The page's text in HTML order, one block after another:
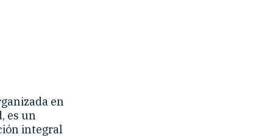
en
es un
integral